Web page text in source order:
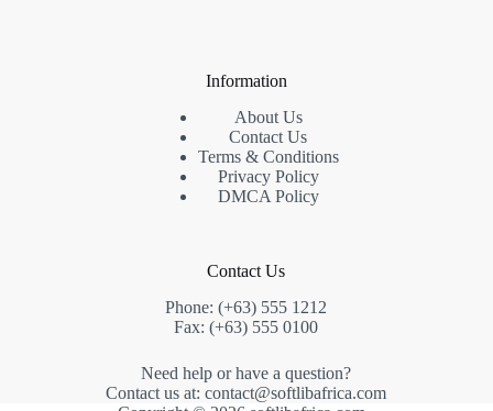
Information
About Us
Contact Us
Terms & Conditions
Privacy Policy
DMCA Policy
Contact Us
Phone: (+63) 555 1212
Fax: (+63) 555 0100
Need help or have a question?
Contact us at: contact@softlibafrica.com